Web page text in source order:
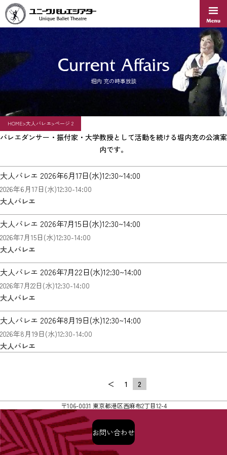
content
堀内 充の時事放談
HOME>大人バレエ>ページ 2
バレエダンサー・振付家・大学教授として活動を続ける堀内充の公演案
内です。
大人バレエ 2026年6月17日(水)12:30~14:00
2026年6月17日(水)12:30-14:00
大人バレエ
大人バレエ 2026年7月15日(水)12:30~14:00
2026年7月15日(水)12:30-14:00
大人バレエ
大人バレエ 2026年7月22日(水)12:30~14:00
2026年7月22日(水)12:30-14:00
大人バレエ
大人バレエ 2026年8月19日(水)12:30~14:00
2026年8月19日(水)12:30-14:00
大人バレエ
＜ 1 2
お問い合わせ
〒106-0031 東京都港区西麻布2丁目12-4
プライバシーポリシー
Copyright©Jyu Horiuchi Ballet Project All rights reserved.